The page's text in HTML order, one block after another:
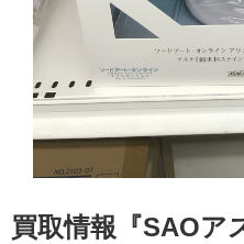
買取情報『SAOア